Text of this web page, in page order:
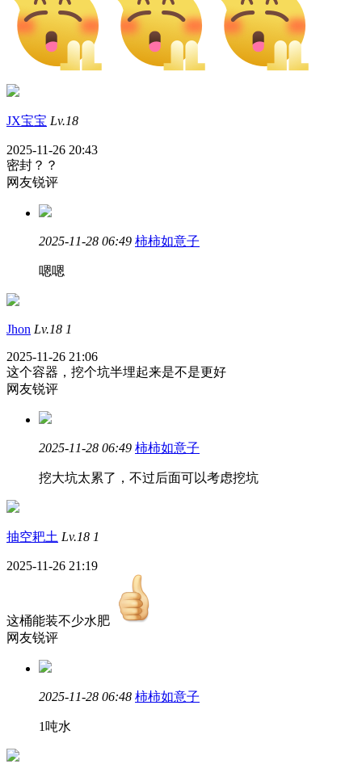
JX宝宝 Lv.18
2025-11-26 20:43
密封？？
网友锐评
2025-11-28 06:49 柿柿如意子
嗯嗯
Jhon Lv.18 1
2025-11-26 21:06
这个容器，挖个坑半埋起来是不是更好
网友锐评
2025-11-28 06:49 柿柿如意子
挖大坑太累了，不过后面可以考虑挖坑
抽空耙土 Lv.18 1
2025-11-26 21:19
这桶能装不少水肥
网友锐评
2025-11-28 06:48 柿柿如意子
1吨水